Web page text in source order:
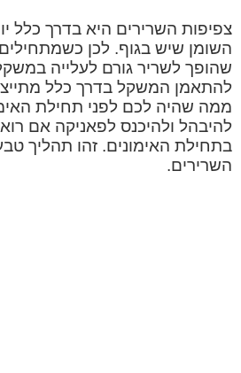
צפיפות השרירים היא בדרך כלל
השומן שיש בגוף. לכן
שהופך לשריר גורם לעלייה
להתאמן המשקל בדרך כלל
ממה שהיה לכם לפני תחילת
להיבהל ולהיכנס לפאניקה אם
בתחילת האימונים. זהו תהליך
השרירים.